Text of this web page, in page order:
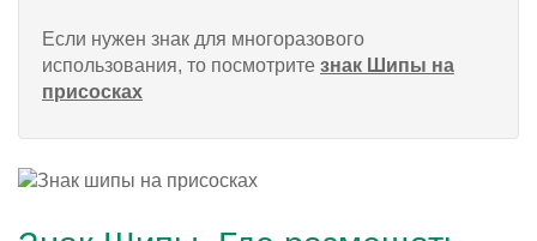
Если нужен знак для многоразового
использования, то посмотрите знак Шипы на
присосках